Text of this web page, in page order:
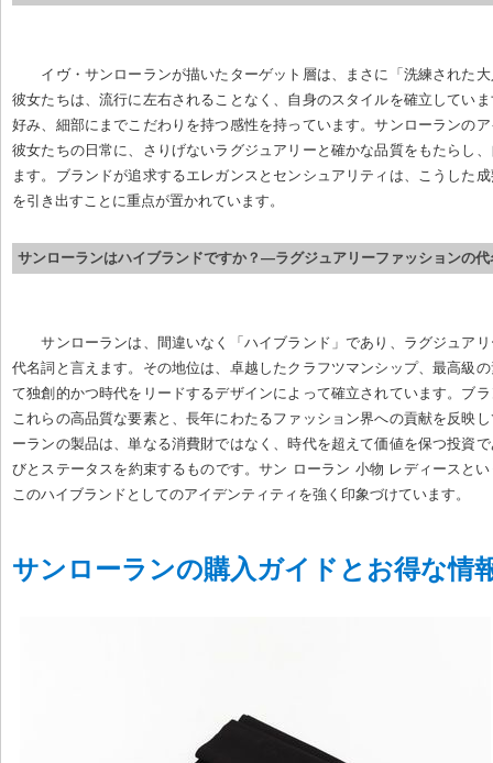
イヴ・サンローランが描いたターゲット層は、まさに「洗練された
彼女たちは、流行に左右されることなく、自身のスタイルを確立してい
好み、細部にまでこだわりを持つ感性を持っています。サンローランの
彼女たちの日常に、さりげないラグジュアリーと確かな品質をもたらし
ます。ブランドが追求するエレガンスとセンシュアリティは、こうした
を引き出すことに重点が置かれています。
サンローランはハイブランドですか？—ラグジュアリーファッションの代
サンローランは、間違いなく「ハイブランド」であり、ラグジュア
代名詞と言えます。その地位は、卓越したクラフツマンシップ、最高級
て独創的かつ時代をリードするデザインによって確立されています。ブ
これらの高品質な要素と、長年にわたるファッション界への貢献を反映
ーランの製品は、単なる消費財ではなく、時代を超えて価値を保つ投資
びとステータスを約束するものです。サン ローラン 小物 レディースと
このハイブランドとしてのアイデンティティを強く印象づけています。
サンローランの購入ガイドとお得な情